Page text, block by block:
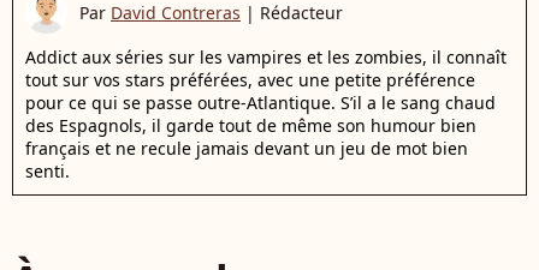
Par David Contreras | Rédacteur
Addict aux séries sur les vampires et les zombies, il connaît
tout sur vos stars préférées, avec une petite préférence
pour ce qui se passe outre-Atlantique. S’il a le sang chaud
des Espagnols, il garde tout de même son humour bien
français et ne recule jamais devant un jeu de mot bien
senti.